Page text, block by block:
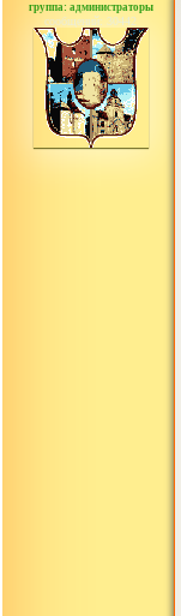
группа: администраторы
сообщений: 30442